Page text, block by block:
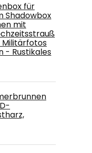
für
Shadowbox
mit
Militärfotos
- Rustikales